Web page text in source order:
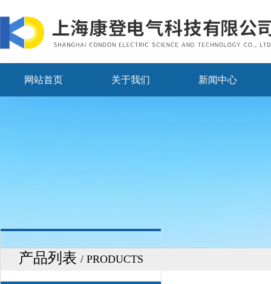
网站首页 关于我们 新闻中心
产品列表 / PRODUCTS